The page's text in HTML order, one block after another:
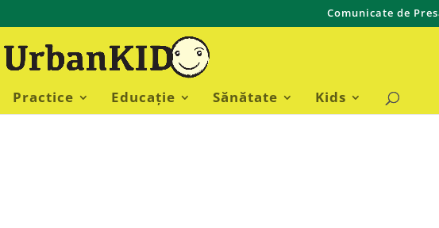
Comunicate de
Practice Educație Sănătate Kids